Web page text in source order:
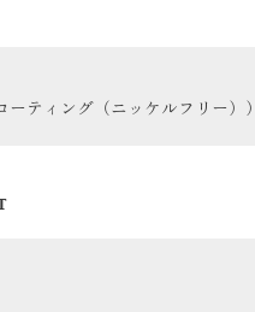
ーティング（ニッケルフリー））